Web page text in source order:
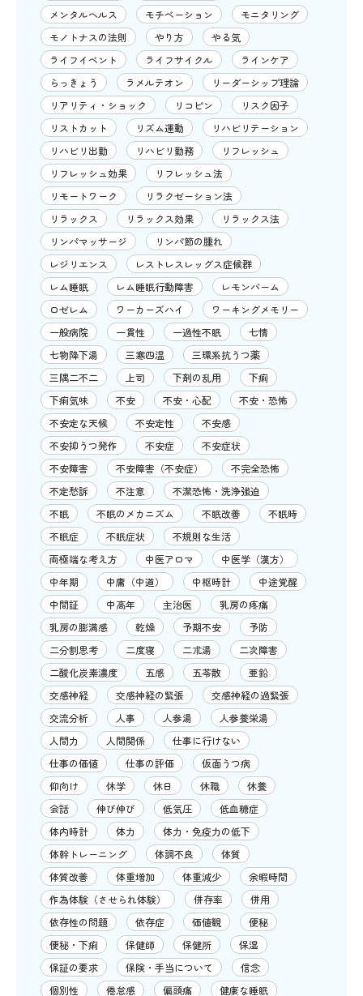
メンタルヘルス
モチベーション
モニタリング
モノトナスの法則
やり方
やる気
ライフイベント
ライフサイクル
ラインケア
らっきょう
ラメルテオン
リーダーシップ理論
リアリティ・ショック
リコピン
リスク因子
リストカット
リズム運動
リハビリテーション
リハビリ出勤
リハビリ勤務
リフレッシュ
リフレッシュ効果
リフレッシュ法
リモートワーク
リラクゼーション法
リラックス
リラックス効果
リラックス法
リンパマッサージ
リンパ節の腫れ
レジリエンス
レストレスレッグス症候群
レム睡眠
レム睡眠行動障害
レモンバーム
ロゼレム
ワーカーズハイ
ワーキングメモリー
一般病院
一貫性 一過性不眠
七情
七物降下湯
三寒四温
三環系抗うつ薬
三隅二不二
上司 下剤の乱用
下痢
下痢気味
不安 不安・心配
不安・恐怖
不安定な天候
不安定性
不安感
不安抑うつ発作
不安症
不安症状
不安障害
不安障害（不安症）
不完全恐怖
不定愁訴
不注意
不潔恐怖・洗浄強迫
不眠
不眠のメカニズム 不眠改善
不眠時
不眠症
不眠症状
不規則な生活
両極端な考え方
中医アロマ
中医学（漢方）
中年期
中庸（中道） 中枢時計
中途覚醒
中間証
中高年 主治医
乳房の疼痛
乳房の膨満感
乾燥 予期不安
予防
二分割思考
二度寝 二朮湯
二次障害
二酸化炭素濃度
五感 五苓散
亜鉛
交感神経
交感神経の緊張
交感神経の過緊張
交流分析
人事 人参湯
人参養栄湯
人間力
人間関係
仕事に行けない
仕事の価値
仕事の評価
仮面うつ病
仰向け
休学 休日 休職
休養
会話
伸び伸び 低気圧
低血糖症
体内時計
体力
体力・免疫力の低下
体幹トレーニング
体調不良
体質
体質改善
体重増加 体重減少
余暇時間
作為体験（させられ体験）
併存率
併用
依存性の問題
依存症 価値観
便秘
便秘・下痢
保健師 保健所
保湿
保証の要求
保険・手当について
信念
個別性
倦怠感 偏頭痛 健康な睡眠